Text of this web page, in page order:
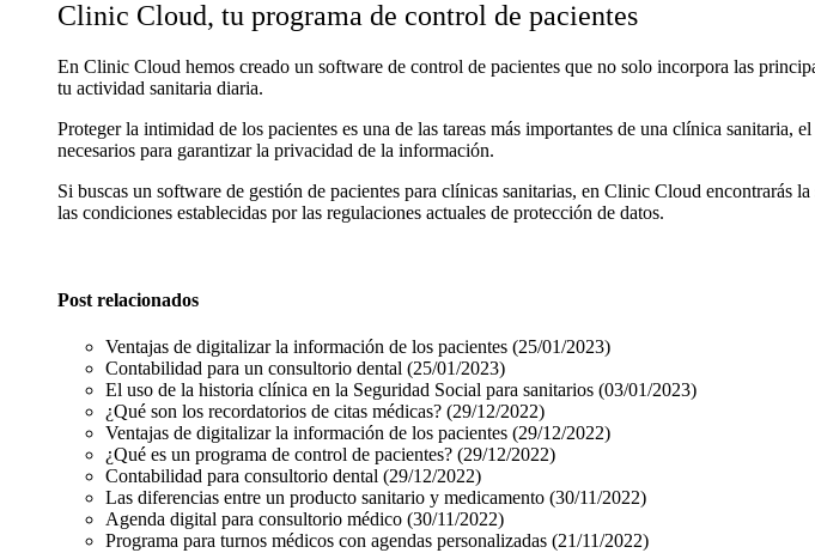
Clinic Cloud, tu programa de control de pacientes
En Clinic Cloud hemos creado un software de control de pacientes que no solo incorpora las
tu actividad sanitaria diaria.
Proteger la intimidad de los pacientes es una de las tareas más importantes de una clínica
necesarios para garantizar la privacidad de la información.
Si buscas un software de gestión de pacientes para clínicas sanitarias, en Clinic Cloud encontrarás
las condiciones establecidas por las regulaciones actuales de protección de datos.
Post relacionados
Ventajas de digitalizar la información de los pacientes (25/01/2023)
Contabilidad para un consultorio dental (25/01/2023)
El uso de la historia clínica en la Seguridad Social para sanitarios (03/01/2023)
¿Qué son los recordatorios de citas médicas? (29/12/2022)
Ventajas de digitalizar la información de los pacientes (29/12/2022)
¿Qué es un programa de control de pacientes? (29/12/2022)
Contabilidad para consultorio dental (29/12/2022)
Las diferencias entre un producto sanitario y medicamento (30/11/2022)
Agenda digital para consultorio médico (30/11/2022)
Programa para turnos médicos con agendas personalizadas (21/11/2022)